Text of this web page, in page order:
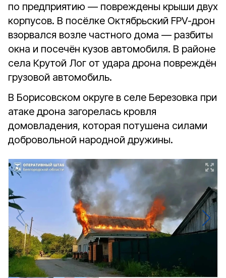
по предприятию — повреждены крыши двух
корпусов. В посёлке Октябрьский FPV-дрон
взорвался возле частного дома — разбиты
окна и посечён кузов автомобиля. В районе
села Крутой Лог от удара дрона повреждён
грузовой автомобиль.
В Борисовском округе в селе Березовка при
атаке дрона загорелась кровля
домовладения, которая потушена силами
добровольной народной дружины.